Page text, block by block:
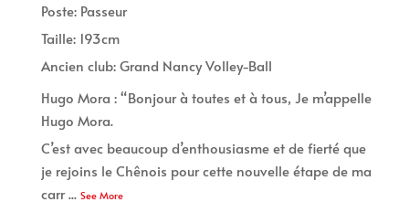
Poste: Passeur
Taille: 193cm
Ancien club: Grand Nancy Volley-Ball
Hugo Mora : “Bonjour à toutes et à tous, Je m’appelle
Hugo Mora.
C’est avec beaucoup d’enthousiasme et de fierté que
je rejoins le Chênois pour cette nouvelle étape de ma
carr... See More